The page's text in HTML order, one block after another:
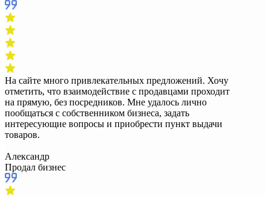
На сайте много привлекательных предложений. Хочу
отметить, что взаимодействие с продавцами проходит
на прямую, без посредников. Мне удалось лично
пообщаться с собственником бизнеса, задать
интересующие вопросы и приобрести пункт выдачи
товаров.
Александр
Продал бизнес